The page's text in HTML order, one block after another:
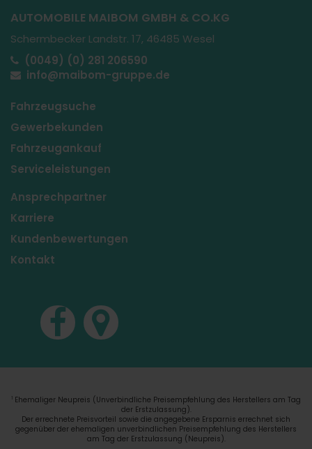
AUTOMOBILE MAIBOM GMBH & CO.KG
Schermbecker Landstr. 17, 46485 Wesel
(0049) (0) 281 206590
info@maibom-gruppe.de
Fahrzeugsuche
Gewerbekunden
Fahrzeugankauf
Serviceleistungen
Ansprechpartner
Karriere
Kundenbewertungen
Kontakt
1 Ehemaliger Neupreis (Unverbindliche Preisempfehlung des Herstellers am Tag
der Erstzulassung).
Der errechnete Preisvorteil sowie die angegebene Ersparnis errechnet sich
gegenüber der ehemaligen unverbindlichen Preisempfehlung des Herstellers
am Tag der Erstzulassung (Neupreis).